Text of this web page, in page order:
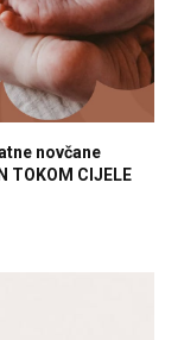
novčane
TOKOM CIJELE